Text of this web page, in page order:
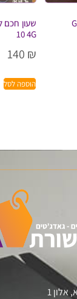
10 4G
140 ₪
הוספה לסל
1